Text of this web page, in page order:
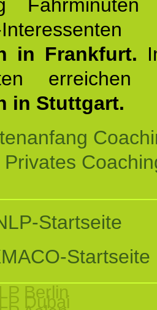
Fahrminuten
in Frankfurt.
in Stuttgart.
Startseite
Startseite
Berlin
Dubai